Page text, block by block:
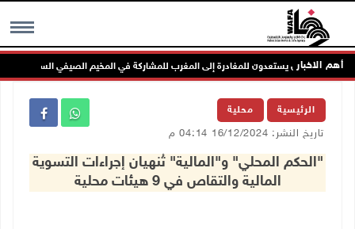
MENU أهم الاخبار
الرئيسية محلية
تاريخ النشر: 16/12/2024 04:14 م
"الحكم المحلي" و"المالية" تُنهيان إجراءات التسوية
المالية والتقاص في 9 هيئات محلية